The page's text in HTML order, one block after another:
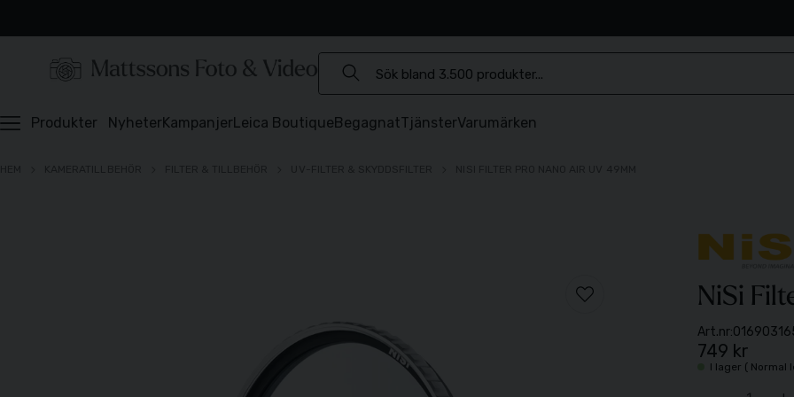
Produkter NyheterKampanjerLeica BoutiqueBegagnatTjänsterVarumärken
NiSi
Art.nr:
749 kr
I lager ( Normal